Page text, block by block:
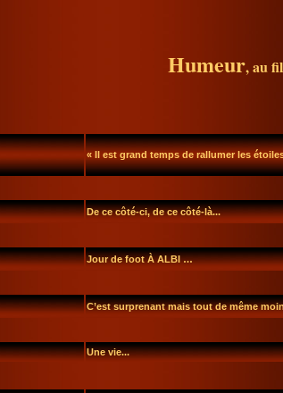
Humeur, au
« Il est grand temps de rallumer les
De ce côté-ci, de ce côté-là...
Jour de foot À ALBI …
C’est surprenant mais tout de même
Une vie...